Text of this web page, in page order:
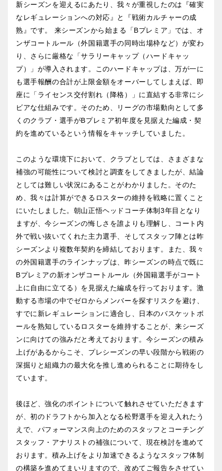
新シーズンを迎えるにあたり、我々が重視したのは『確実
なレギュレーションへの対応』と『戦術カルチャーの成
熟』です。 来シーズンから始まる「Bプレミア」では、オ
ンザコートルール（外国籍選手の同時出場枠など）が変わ
り、さらに厳格な「サラリーキャップ（ハードキャッ
プ）」が導入されます。このハードキャップは、万が一に
も選手報酬の合計が上限金額をオーバーしてしまえば、即
座に「ライセンス交付割れ（降格）」に直結する非常にシ
ビアな仕組みです。そのため、リーグの市場動向として多
くのクラブ・選手がBプレミア初年度を見据えた編成・契
約を進めているという情報をキャッチしていました。
このような環境下において、クラブとしては、さまざまな
補強の可能性について検討と調査をしてきましたが、結論
としては難しい状況にあることがわかりました。そのた
め、我々は計算ができるロスターの維持を戦略に置くこと
にいたしました。朝山正悟ヘッドコーチ体制3年目となり
ますが、今シーズンの悔しさを誰よりも理解し、コート内
外で戦い抜いてくれた主力選手、そしてスタッフ陣とは昨
シーズンより複数年契約を締結しております。また、我々
の外国籍選手のラインナップは、昨シーズンの時点で既に
Bプレミアの新オンザコートルール（外国籍選手がコート
上に自由に立てる）を見据えた編成を行っております。激
動する市場の中でゼロからメンバーを探すリスクを避け、
すでに新レギュレーションに適合し、日本のバスケットボ
ールを熟知しているロスターを維持することが、来シーズ
ンに向けての強みだと考えております。今シーズンの積み
上げがあるからこそ、プレシーズンの早い段階から戦術の
深掘りと組織力の最大化を推し進められることに期待をし
ています。
後ほど、強化のポイントについて触れさせていただきます
が、初のドラフトから加入となる松野選手を迎え入れたう
えで、パフォーマンス向上のためのスタッフとコーチング
スタッフ・アナリストの補強について、現在検討を進めて
おります。積み上げをより加速できるようなスタッフ体制
の構築を進めてまいりますので、改めてご報告をさせてい